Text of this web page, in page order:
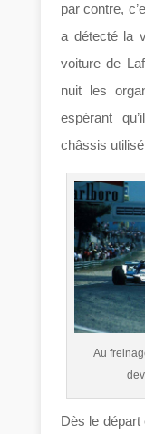
par contre,
a détecté la
voiture de
nuit les
espérant
châssis
Au
Dès le départ